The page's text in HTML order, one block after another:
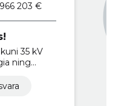
203 €
35 kV
ning